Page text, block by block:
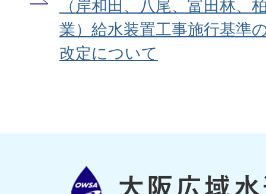
（岸和田、八尾、富田林、
業）給水装置工事施行基準
改定について